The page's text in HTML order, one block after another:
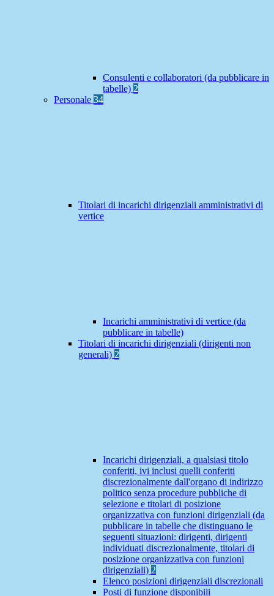
Consulenti e collaboratori (da pubblicare in
tabelle) 2
Personale 34
Titolari di incarichi dirigenziali amministrativi di
vertice
Incarichi amministrativi di vertice (da
pubblicare in tabelle)
Titolari di incarichi dirigenziali (dirigenti non
generali) 2
Incarichi dirigenziali, a qualsiasi titolo
conferiti, ivi inclusi quelli conferiti
discrezionalmente dall'organo di indirizzo
politico senza procedure pubbliche di
selezione e titolari di posizione
organizzativa con funzioni dirigenziali (da
pubblicare in tabelle che distinguano le
seguenti situazioni: dirigenti, dirigenti
individuati discrezionalmente, titolari di
posizione organizzativa con funzioni
dirigenziali) 2
Elenco posizioni dirigenziali discrezionali
Posti di funzione disponibili